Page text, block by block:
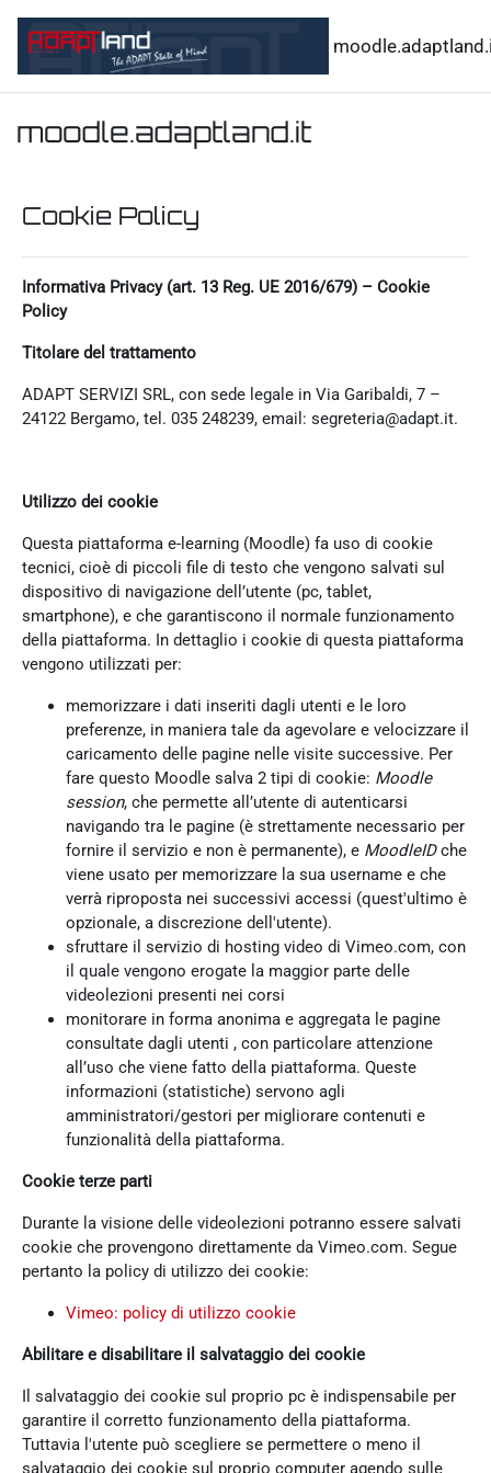
moodle.adaptland.it
Cookie Policy
Informativa Privacy (art. 13 Reg. UE 2016/679) – Cookie
Policy
Titolare del trattamento
ADAPT SERVIZI SRL, con sede legale in Via Garibaldi, 7 –
24122 Bergamo, tel. 035 248239, email: segreteria@adapt.it.
Utilizzo dei cookie
Questa piattaforma e-learning (Moodle) fa uso di cookie
tecnici, cioè di piccoli file di testo che vengono salvati sul
dispositivo di navigazione dell’utente (pc, tablet,
smartphone), e che garantiscono il normale funzionamento
della piattaforma. In dettaglio i cookie di questa piattaforma
vengono utilizzati per:
memorizzare i dati inseriti dagli utenti e le loro
preferenze, in maniera tale da agevolare e velocizzare il
caricamento delle pagine nelle visite successive. Per
fare questo Moodle salva 2 tipi di cookie: Moodle
session, che permette all’utente di autenticarsi
navigando tra le pagine (è strettamente necessario per
fornire il servizio e non è permanente), e MoodleIDche
viene usato per memorizzare la sua username e che
verrà riproposta nei successivi accessi (quest'ultimo è
opzionale, a discrezione dell'utente).
sfruttare il servizio di hosting video di Vimeo.com, con
il quale vengono erogate la maggior parte delle
videolezioni presenti nei corsi
monitorare in forma anonima e aggregata le pagine
consultate dagli utenti , con particolare attenzione
all’uso che viene fatto della piattaforma. Queste
informazioni (statistiche) servono agli
amministratori/gestori per migliorare contenuti e
funzionalità della piattaforma.
Cookie terze parti
Durante la visione delle videolezioni potranno essere salvati
cookie che provengono direttamente da Vimeo.com. Segue
pertanto la policy di utilizzo dei cookie:
Vimeo: policy di utilizzo cookie
Abilitare e disabilitare il salvataggio dei cookie
Il salvataggio dei cookie sul proprio pc è indispensabile per
garantire il corretto funzionamento della piattaforma.
Tuttavia l'utente può scegliere se permettere o meno il
salvataggio dei cookie sul proprio computer agendo sulle